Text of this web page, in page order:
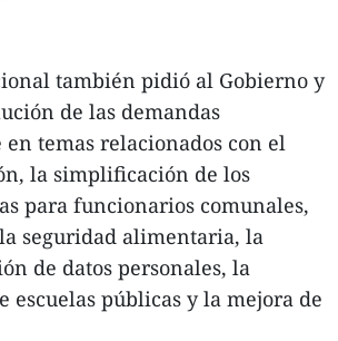
también pidió al Gobierno y
de las demandas
temas relacionados con el
la simplificación de los
para funcionarios comunales,
seguridad alimentaria, la
de datos personales, la
escuelas públicas y la mejora de